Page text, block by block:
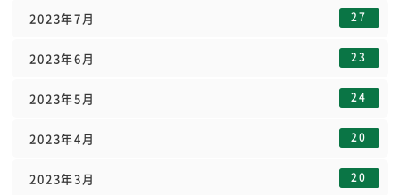
2023年7月 27
2023年6月 23
2023年5月 24
2023年4月 20
2023年3月 20